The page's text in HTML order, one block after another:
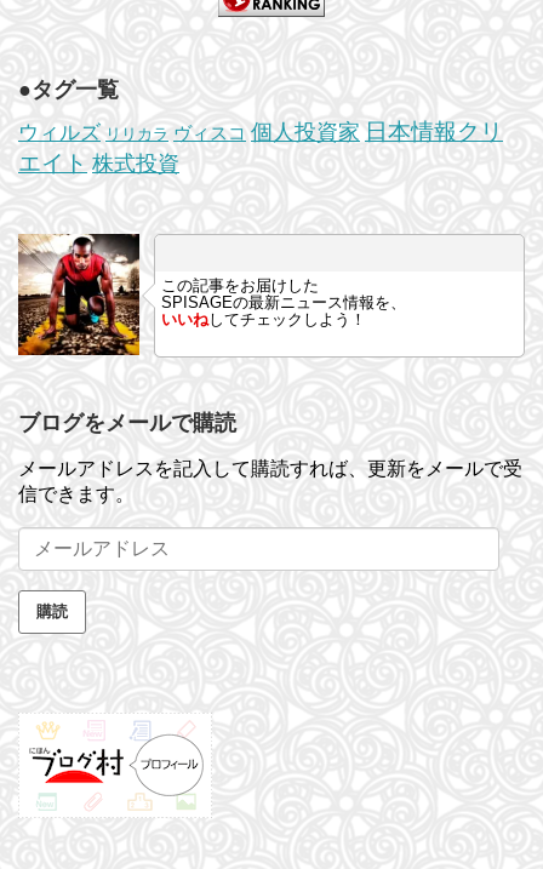
●タグ一覧
ウィルズ リリカラ ヴィスコ 個人投資家 日本情報クリ
エイト 株式投資
この記事をお届けした
SPISAGEの最新ニュース情報を、
いいねしてチェックしよう！
ブログをメールで購読
メールアドレスを記入して購読すれば、更新をメールで受
信できます。
メ
ー
ル
ド
購読